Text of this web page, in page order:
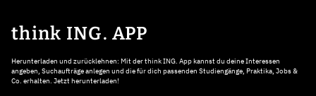
think ING. APP
Herunterladen und zurücklehnen: Mit der think ING. App kannst du deine Interessen
angeben, Suchaufträge anlegen und die für dich passenden Studiengänge, Praktika, Jobs &
Co. erhalten. Jetzt herunterladen!